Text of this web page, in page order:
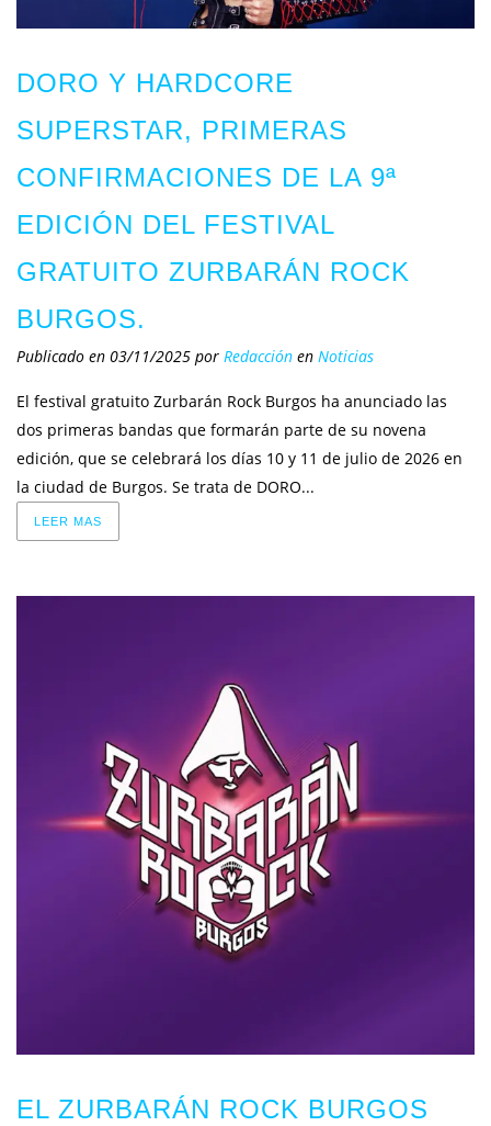
DORO Y HARDCORE
SUPERSTAR, PRIMERAS
CONFIRMACIONES DE LA 9ª
EDICIÓN DEL FESTIVAL
GRATUITO ZURBARÁN ROCK
BURGOS.
Publicado en 03/11/2025 por Redacción en Noticias
El festival gratuito Zurbarán Rock Burgos ha anunciado las
dos primeras bandas que formarán parte de su novena
edición, que se celebrará los días 10 y 11 de julio de 2026 en
la ciudad de Burgos. Se trata de DORO...
LEER MAS
EL ZURBARÁN ROCK BURGOS